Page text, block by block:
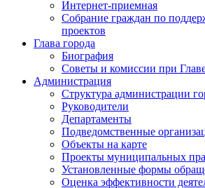
Интернет-приемная
Собрание граждан по
проектов
Глава города
Биография
Советы и комиссии при
Администрация
Структура администрации
Руководители
Департаменты
Подведомственные
Объекты на карте
Проекты муниципальных
Установленные формы
Оценка эффективности